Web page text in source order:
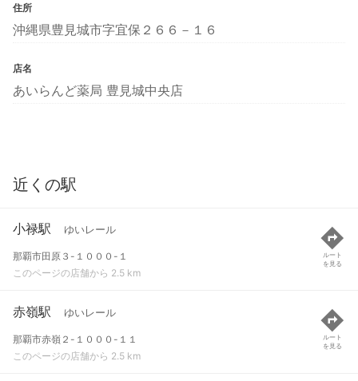
住所
沖縄県豊見城市字宜保２６６－１６
店名
あいらんど薬局 豊見城中央店
近くの駅
小禄駅 ゆいレール
那覇市田原３-１０００-１
このページの店舗から 2.5 km
ルート
を見る
赤嶺駅 ゆいレール
那覇市赤嶺２-１０００-１１
このページの店舗から 2.5 km
ルート
を見る